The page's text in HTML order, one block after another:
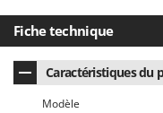
Taille-haies à
Tarières
Tondeuses à
Tondeuses
Komo
L
Laica
Lampacrescia -
Fiche technique
Caractéristiques du
Modèle